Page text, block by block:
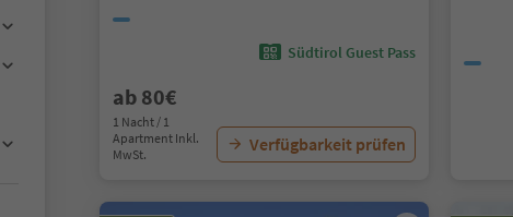
Südtirol Guest Pass
ab 80€
1 Nacht / 1
Apartment Inkl.
MwSt.
Verfügbarkeit prüfen